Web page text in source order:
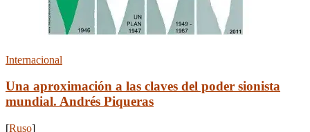
Internacional
Una aproximación a las claves del poder sionista
mundial. Andrés Piqueras
[Ruso]